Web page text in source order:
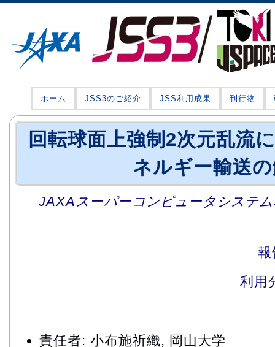
ホーム JSS3のご紹介 JSS利用成果 刊行物
回転球面上強制2次元乱流
ネルギー輸送
JAXAスーパーコンピュータシステ
報
利用
責任者: 小布施祈織, 岡山大学